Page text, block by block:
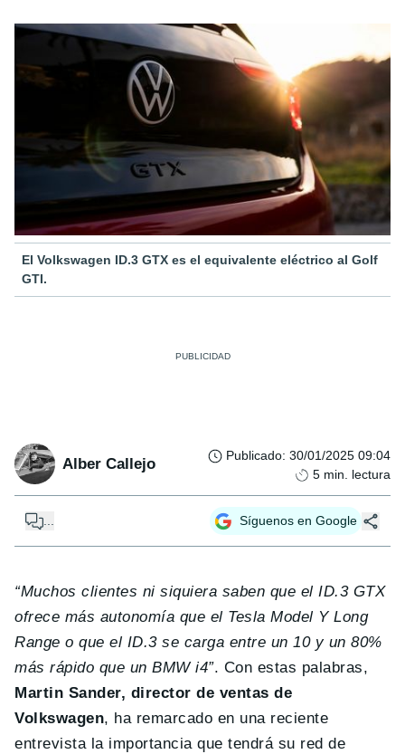
El Volkswagen ID.3 GTX es el equivalente eléctrico al Golf
GTI.
Alber Callejo Publicado: 30/01/2025 09:04
5 min. lectura
... Síguenos en Google
“Muchos clientes ni siquiera saben que el ID.3 GTX
ofrece más autonomía que el Tesla Model Y Long
Range o que el ID.3 se carga entre un 10 y un 80%
más rápido que un BMW i4”. Con estas palabras,
Martin Sander, director de ventas de
Volkswagen, ha remarcado en una reciente
entrevista la importancia que tendrá su red de